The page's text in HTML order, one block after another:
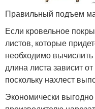
Правильный подъем
Если кровельное
листов, которые
необходимо
длина листа зависит
поскольку нахлест
Экономически выгодно